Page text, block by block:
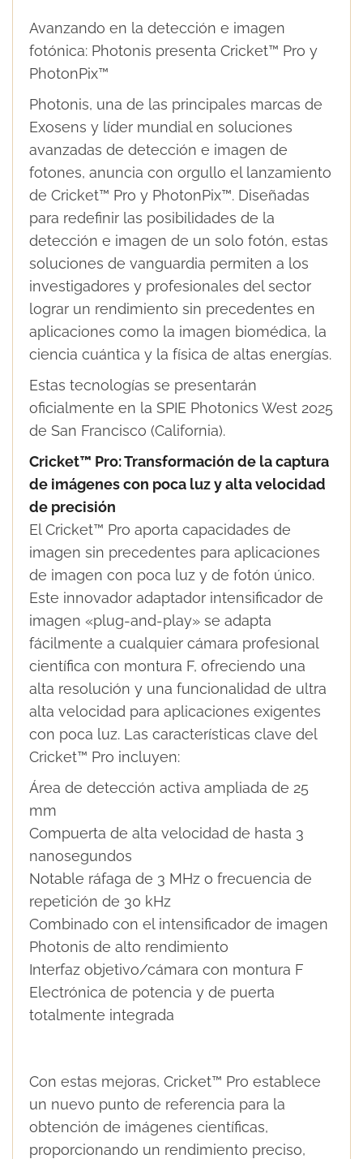
Avanzando en la detección e imagen
fotónica: Photonis presenta Cricket™ Pro y
PhotonPix™
Photonis, una de las principales marcas de
Exosens y líder mundial en soluciones
avanzadas de detección e imagen de
fotones, anuncia con orgullo el lanzamiento
de Cricket™ Pro y PhotonPix™. Diseñadas
para redefinir las posibilidades de la
detección e imagen de un solo fotón, estas
soluciones de vanguardia permiten a los
investigadores y profesionales del sector
lograr un rendimiento sin precedentes en
aplicaciones como la imagen biomédica, la
ciencia cuántica y la física de altas energías.
Estas tecnologías se presentarán
oficialmente en la SPIE Photonics West 2025
de San Francisco (California).
Cricket™ Pro: Transformación de la captura
de imágenes con poca luz y alta velocidad
de precisión
El Cricket™ Pro aporta capacidades de
imagen sin precedentes para aplicaciones
de imagen con poca luz y de fotón único.
Este innovador adaptador intensificador de
imagen «plug-and-play» se adapta
fácilmente a cualquier cámara profesional
científica con montura F, ofreciendo una
alta resolución y una funcionalidad de ultra
alta velocidad para aplicaciones exigentes
con poca luz. Las características clave del
Cricket™ Pro incluyen:
Área de detección activa ampliada de 25
mm
Compuerta de alta velocidad de hasta 3
nanosegundos
Notable ráfaga de 3 MHz o frecuencia de
repetición de 30 kHz
Combinado con el intensificador de imagen
Photonis de alto rendimiento
Interfaz objetivo/cámara con montura F
Electrónica de potencia y de puerta
totalmente integrada
Con estas mejoras, Cricket™ Pro establece
un nuevo punto de referencia para la
obtención de imágenes científicas,
proporcionando un rendimiento preciso,